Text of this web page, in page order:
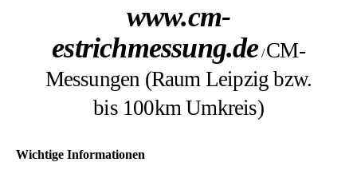
www.cm-
estrichmessung.de /CM-
Messungen (Raum Leipzig bzw.
bis 100km Umkreis)
Wichtige Informationen